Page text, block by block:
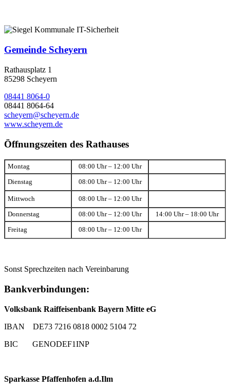
Gemeinde Scheyern
Rathausplatz 1
85298 Scheyern
08441 8064-0
08441 8064-64
scheyern@scheyern.de
www.scheyern.de
Öffnungszeiten des Rathauses
Montag 08:00 Uhr – 12:00 Uhr
Dienstag 08:00 Uhr – 12:00 Uhr
Mittwoch 08:00 Uhr – 12:00 Uhr
Donnerstag 08:00 Uhr – 12:00 Uhr 14:00 Uhr – 18:00 Uhr
Freitag 08:00 Uhr – 12:00 Uhr
Sonst Sprechzeiten nach Vereinbarung
Bankverbindungen:
Volksbank Raiffeisenbank Bayern Mitte eG
IBAN DE73 7216 0818 0002 5104 72
BIC GENODEF1INP
Sparkasse Pfaffenhofen a.d.Ilm